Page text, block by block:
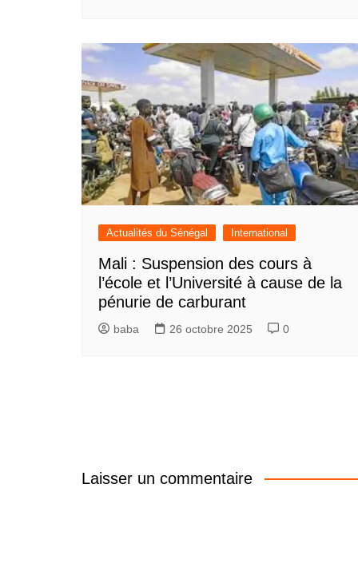
Actualités du Sénégal International
Mali : Suspension des cours à
l’école et l’Université à cause de la
pénurie de carburant
baba 26 octobre 2025 0
Laisser un commentaire